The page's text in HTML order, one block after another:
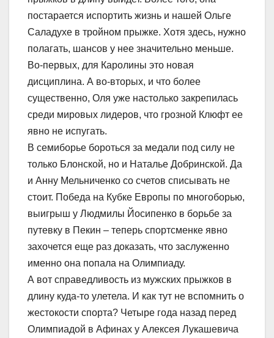
постарается испортить жизнь и нашей Ольге
Саладухе в тройном прыжке. Хотя здесь, нужно
полагать, шансов у нее значительно меньше.
Во-первых, для Каролины это новая
дисциплина. А во-вторых, и что более
существенно, Оля уже настолько закрепилась
среди мировых лидеров, что грозной Клюфт ее
явно не испугать.
В семиборье бороться за медали под силу не
только Блонской, но и Наталье Добринской. Да
и Анну Мельниченко со счетов списывать не
стоит. Победа на Кубке Европы по многоборью,
выигрыш у Людмилы Йосипенко в борьбе за
путевку в Пекин – теперь спортсменке явно
захочется еще раз доказать, что заслуженно
именно она попала на Олимпиаду.
А вот справедливость из мужских прыжков в
длину куда-то улетела. И как тут не вспомнить о
жестокости спорта? Четыре года назад перед
Олимпиадой в Афинах у Алексея Лукашевича